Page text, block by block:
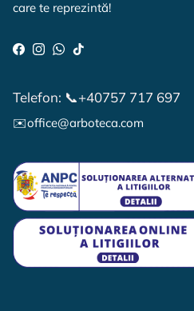
care te reprezintă!
Facebook
Instagram
WhatsApp
TikTok
Telefon: 📞+40757 717 697
✉️office@arboteca.com